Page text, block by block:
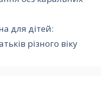
для дітей:
різного віку